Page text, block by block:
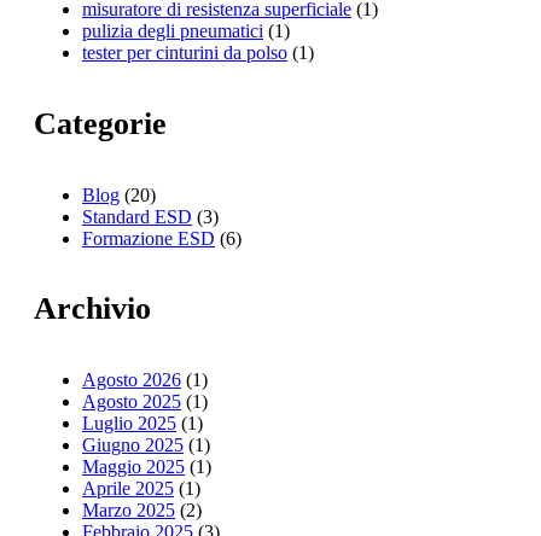
misuratore di resistenza superficiale (1)
pulizia degli pneumatici (1)
tester per cinturini da polso (1)
Categorie
Blog (20)
Standard ESD (3)
Formazione ESD (6)
Archivio
Agosto 2026 (1)
Agosto 2025 (1)
Luglio 2025 (1)
Giugno 2025 (1)
Maggio 2025 (1)
Aprile 2025 (1)
Marzo 2025 (2)
Febbraio 2025 (3)